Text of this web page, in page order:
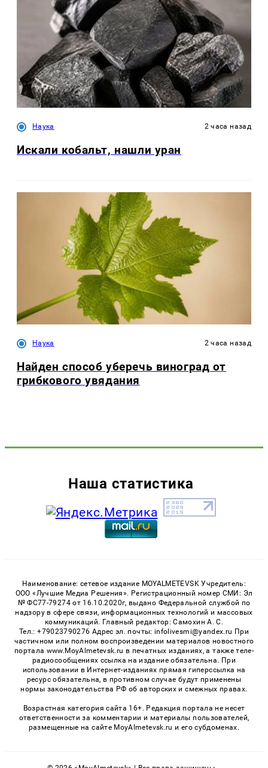
Наука 2 часа назад
Искали кобальт, нашли уран
Наука 2 часа назад
Найден способ уберечь виноград от
грибкового увядания
Наша статистика
Наименование: сетевое издание MOYALMETEVSK Учредитель:
ООО «Лучшие Медиа Решения». Регистрационный номер СМИ: Эл
№ ФС77-79274 от 16.10.2020г, выдано Федеральной службой по
надзору в сфере связи, информационных технологий и массовых
коммуникаций. Главный редактор: Самохин А. С.
Тел.: +79023790276 Адрес эл. почты: infolivesmi@yandex.ru При
частичном или полном воспроизведении материалов новостного
портала www.MoyAlmetevsk.ru в печатных изданиях, а также теле-
радиосообщениях ссылка на издание обязательна. При
использовании в Интернет-изданиях прямая гиперссылка на
ресурс обязательна, в противном случае будут применены
нормы законодательства РФ об авторских и смежных правах.
Возрастная категория сайта 16+. Редакция портала не несет
ответственности за комментарии и материалы пользователей,
размещенные на сайте MoyAlmetevsk.ru и его субдоменах.